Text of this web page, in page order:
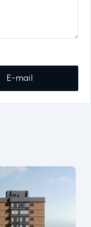
E-mail